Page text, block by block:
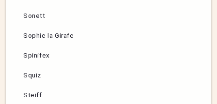
Sonett
Sophie la Girafe
Spinifex
Squiz
Steiff